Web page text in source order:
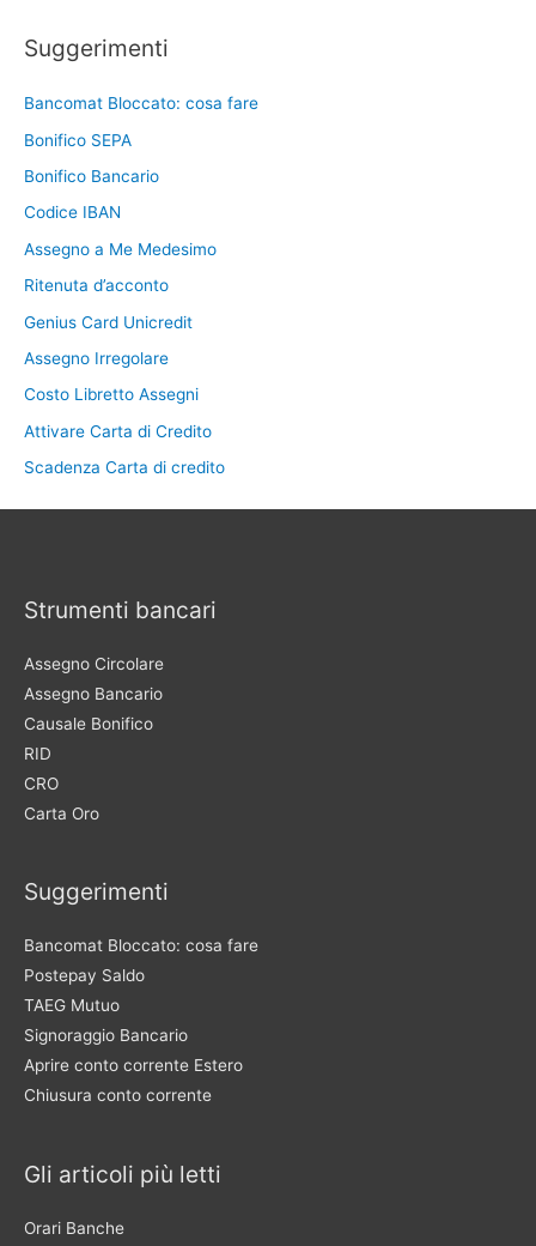
Suggerimenti
Bancomat Bloccato: cosa fare
Bonifico SEPA
Bonifico Bancario
Codice IBAN
Assegno a Me Medesimo
Ritenuta d’acconto
Genius Card Unicredit
Assegno Irregolare
Costo Libretto Assegni
Attivare Carta di Credito
Scadenza Carta di credito
Strumenti bancari
Assegno Circolare
Assegno Bancario
Causale Bonifico
RID
CRO
Carta Oro
Suggerimenti
Bancomat Bloccato: cosa fare
Postepay Saldo
TAEG Mutuo
Signoraggio Bancario
Aprire conto corrente Estero
Chiusura conto corrente
Gli articoli più letti
Orari Banche